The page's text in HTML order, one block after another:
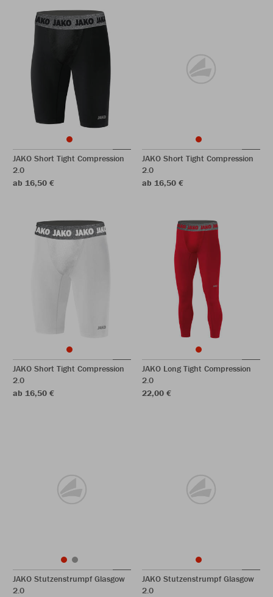
JAKO Short Tight Compression
2.0
ab 16,50 €
JAKO Short Tight Compression
2.0
ab 16,50 €
JAKO Short Tight Compression
2.0
ab 16,50 €
JAKO Long Tight Compression
2.0
22,00 €
JAKO Stutzenstrumpf Glasgow
2.0
JAKO Stutzenstrumpf Glasgow
2.0